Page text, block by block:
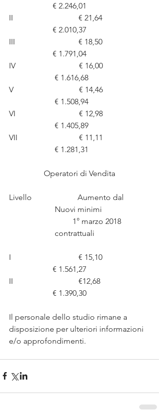
                      € 2.246,01
II                                 € 21,64
                      € 2.010,37
III                                € 18,50
                      € 1.791,04
IV                                € 16,00
                       € 1.616,68
V                                 € 14,46
                       € 1.508,94
VI                                € 12,98
                       € 1.405,89
VII                               € 11,11
                       € 1.281,31
Operatori di Vendita
Livello                       Aumento dal
                       Nuovi minimi
                       contrattuali
I                                  € 15,10
                      € 1.561,27
II                                 €12,68
                      € 1.390,30
Il personale dello studio rimane a
disposizione per ulteriori informazioni
e/o approfondimenti.